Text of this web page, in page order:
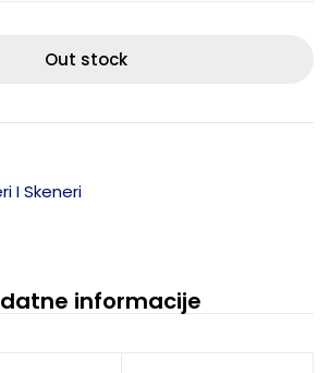
Out stock
I Skeneri
informacije